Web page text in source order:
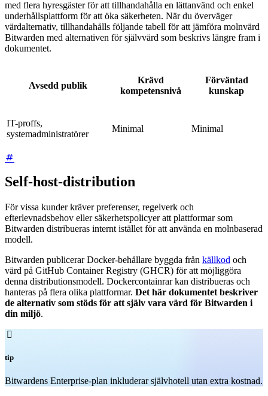
med flera hyresgäster för att tillhandahålla en lättanvänd och enkel
underhållsplattform för att öka säkerheten. När du överväger
värdalternativ, tillhandahålls följande tabell för att jämföra molnvärd
Bitwarden med alternativen för självvärd som beskrivs längre fram i
dokumentet.
Avsedd publik
Krävd
kompetensnivå
Förväntad
kunskap
IT-proffs,
systemadministratörer
Minimal Minimal
Self-host-distribution
För vissa kunder kräver preferenser, regelverk och
efterlevnadsbehov eller säkerhetspolicyer att plattformar som
Bitwarden distribueras internt istället för att använda en molnbaserad
modell.
Bitwarden publicerar Docker-behållare byggda från källkod och
värd på GitHub Container Registry (GHCR) för att möjliggöra
denna distributionsmodell. Dockercontainrar kan distribueras och
hanteras på flera olika plattformar. Det här dokumentet beskriver
de alternativ som stöds för att själv vara värd för Bitwarden i
din miljö.

tip
Bitwardens Enterprise-plan inkluderar självhotell utan extra kostnad.